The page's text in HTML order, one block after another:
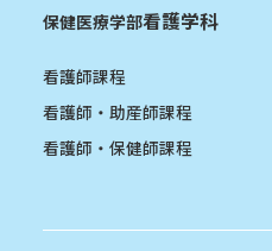
保健医療学部看護学科
看護師課程
看護師・助産師課程
看護師・保健師課程